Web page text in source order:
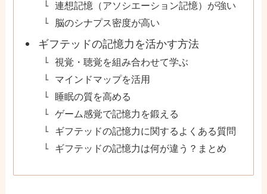
連想記憶（アソシエーション記憶）が強い
脳のシナプス密度が高い
ギフテッドの記憶力を活かす方法
視覚・聴覚を組み合わせて学ぶ
マインドマップを活用
睡眠の質を高める
ゲーム感覚で記憶力を鍛える
ギフテッドの記憶力に関するよくある質問
ギフテッドの記憶力は何が違う？まとめ